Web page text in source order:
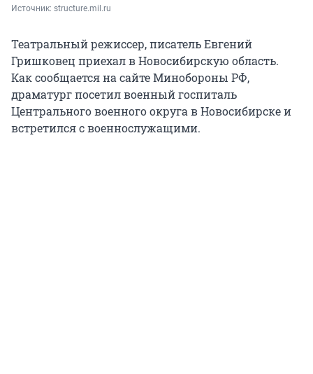
Источник: structure.mil.ru
Театральный режиссер, писатель Евгений
Гришковец приехал в Новосибирскую область.
Как сообщается на сайте Минобороны РФ,
драматург посетил военный госпиталь
Центрального военного округа в Новосибирске и
встретился с военнослужащими.